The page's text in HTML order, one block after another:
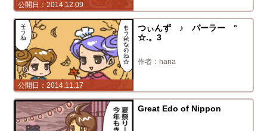
2014.12.09
2014.11.17
つぃんず ♪ パーラー °
☆.。3
hana
Great Edo of Nippon